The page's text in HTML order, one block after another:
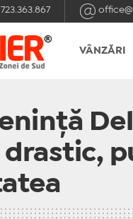
VÂNZĂRI
drastic,